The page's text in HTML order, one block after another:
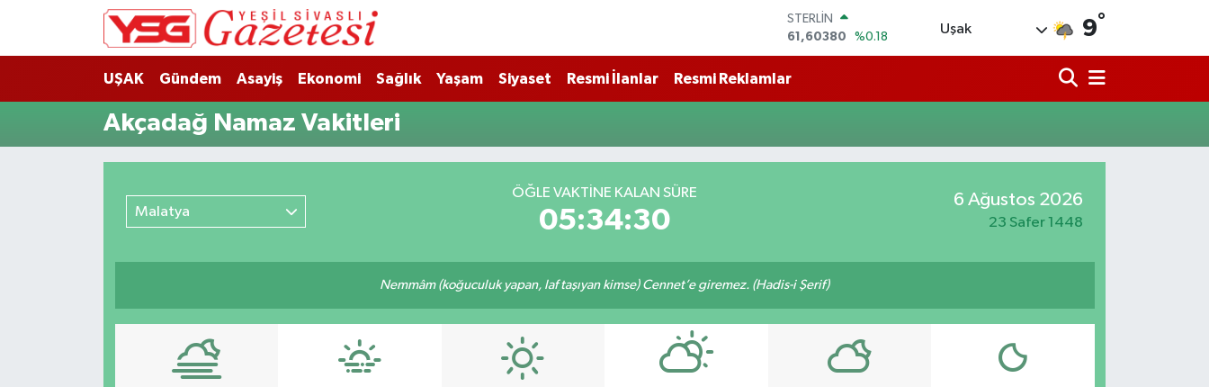
STERLİN
61,60380
%0.18
G.ALTIN
6862,09000
79.591,74
%-1.82
DOLAR
Uşak 9°
UŞAK Gündem Asayiş Ekonomi Sağlık Yaşam Siyaset Resmi İlanlar Resmi Reklamlar
Akçadağ Namaz Vakitleri
Malatya
ÖĞLE VAKTİNE KALAN SÜRE
05:34:30
6 Ağustos 2026
23 Safer 1448
Nemmâm (koğuculuk yapan, laf taşıyan kimse) Cennet’e giremez. (Hadis-i Şerif)
Hava Durumu
Namaz Vakitleri
Trafik Durumu
Son Dakika Haberleri